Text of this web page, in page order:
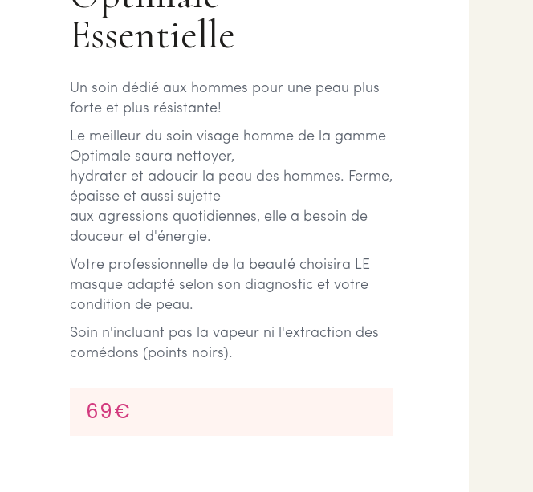
Essentielle
Un soin dédié aux hommes pour une peau plus
forte et plus résistante!
Le meilleur du soin visage homme de la gamme
Optimale saura nettoyer,
hydrater et adoucir la peau des hommes. Ferme,
épaisse et aussi sujette
aux agressions quotidiennes, elle a besoin de
douceur et d'énergie.
Votre professionnelle de la beauté choisira LE
masque adapté selon son diagnostic et votre
condition de peau.
Soin n'incluant pas la vapeur ni l'extraction des
comédons (points noirs).
69€